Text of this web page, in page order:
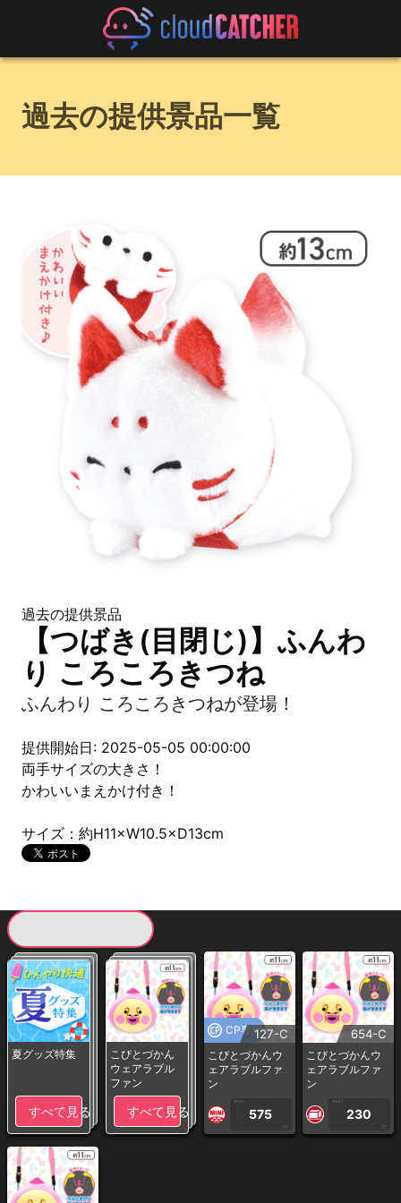
過去の提供景品一覧
過去の提供景品
【つばき(目閉じ)】ふんわ
り ころころきつね
ふんわり ころころきつねが登場！
提供開始日: 2025-05-05 00:00:00
両手サイズの大きさ！
かわいいまえかけ付き！
サイズ：約H11×W10.5×D13cm
夏グッズ特集
すべて見る
こびとづかん
ウェアラブル
ファン
すべて見る
CP専用127-C
こびとづかんウ
ェアラブルファ
ン
1PLAY
575
CP
654-C
こびとづかんウ
ェアラブルファ
ン
1PLAY
230
CP